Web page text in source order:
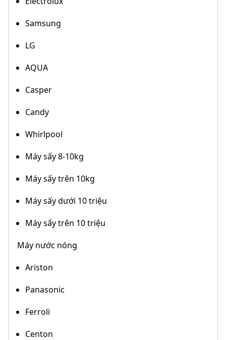
Samsung
LG
AQUA
Casper
Candy
Whirlpool
Máy sấy 8-10kg
Máy sấy trên 10kg
Máy sấy dưới 10 triệu
Máy sấy trên 10 triệu
Máy nước nóng
Ariston
Panasonic
Ferroli
Centon